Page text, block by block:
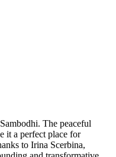
The peaceful
it a perfect place for
to Irina Scerbina,